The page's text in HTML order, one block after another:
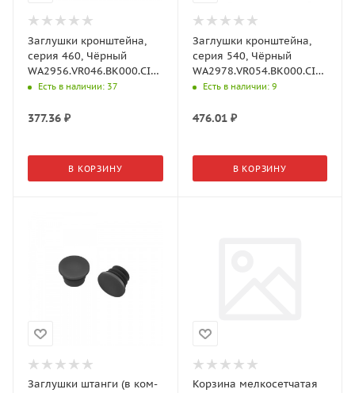
Заглушки кронштейна,
серия 460, Чёрный
WA2956.VR046.BK000.CI
Aristo
Есть в наличии: 37
377.36 ₽
В КОРЗИНУ
Заглушки кронштейна,
серия 540, Чёрный
WA2978.VR054.BK000.CI
Aristo
Есть в наличии: 9
476.01₽
В КОРЗИНУ
Заглушки штанги (в ком-
Корзина мелкосетчатая